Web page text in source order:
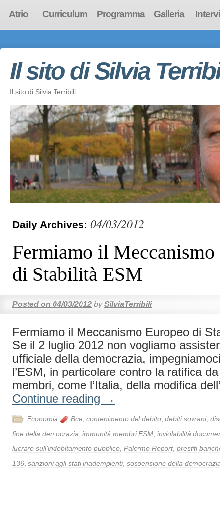
Atrio Curriculum Programma Galleria
Il sito di Silvia
Il sito di Silvia Terribili
Daily Archives: 04/03/2012
Fermiamo il Meccanismo
di Stabilità ESM
Posted on 04/03/2012 by SilviaTerribili
Fermiamo il Meccanismo Europeo di
Se il 2 luglio 2012 non vogliamo
ufficiale della democrazia,
l’ESM, in particolare contro la ratifica
membri, come l’Italia, della modifica
Continue reading →
Economia Bce contenimento del debito debiti sovrani,
fine della democrazia immunità membri ESM inviolabilità
lucrare sull’indebitamento pubblico Palermo Report, prestiti
136 sanzioni agli stati inadempienti, sospensione della